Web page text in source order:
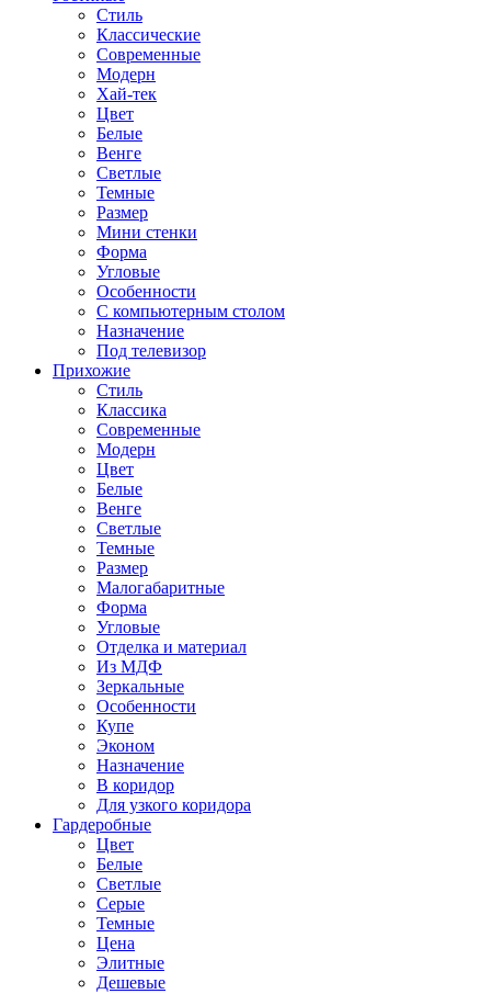
Стиль
Классические
Современные
Модерн
Хай-тек
Цвет
Белые
Венге
Светлые
Темные
Размер
Мини стенки
Форма
Угловые
Особенности
С компьютерным столом
Назначение
Под телевизор
Прихожие
Стиль
Классика
Современные
Модерн
Цвет
Белые
Венге
Светлые
Темные
Размер
Малогабаритные
Форма
Угловые
Отделка и материал
Из МДФ
Зеркальные
Особенности
Купе
Эконом
Назначение
В коридор
Для узкого коридора
Гардеробные
Цвет
Белые
Светлые
Серые
Темные
Цена
Элитные
Дешевые